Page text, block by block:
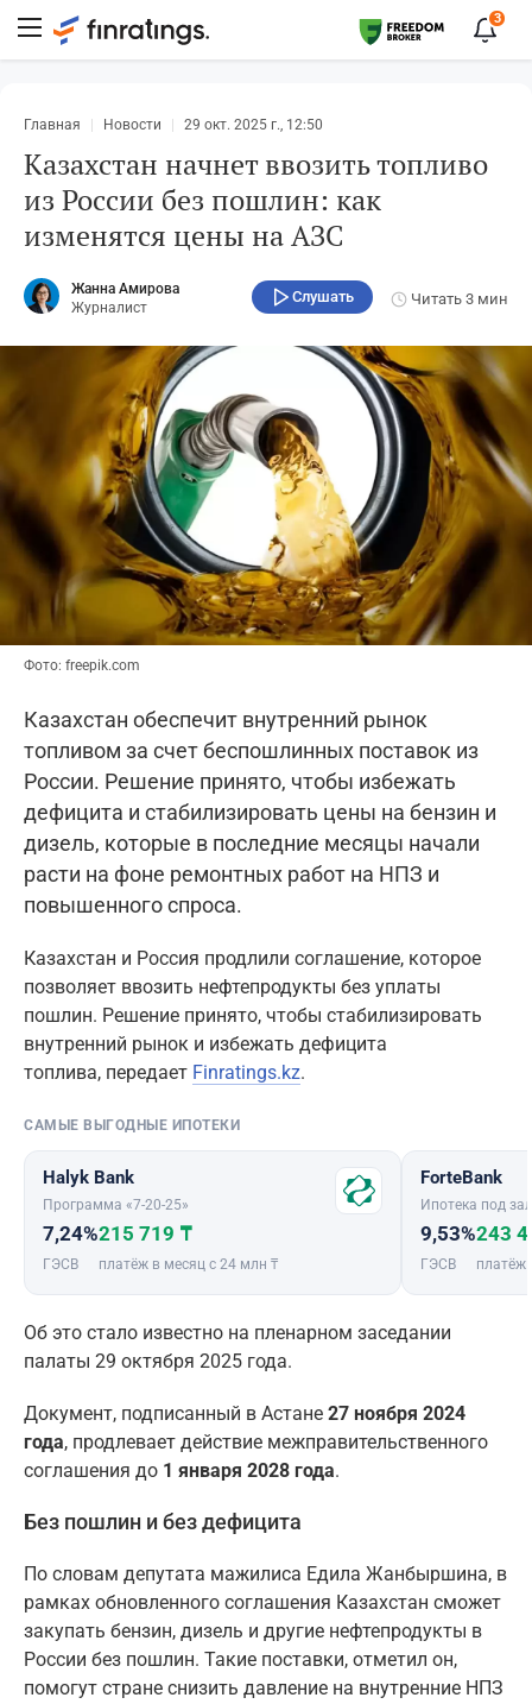
3
Главная Новости 29 окт. 2025 г., 12:50
Казахстан начнет ввозить топливо
из России без пошлин: как
изменятся цены на АЗС
Жанна Амирова
Журналист
Слушать Читать 3 мин
Фото: freepik.com
Казахстан обеспечит внутренний рынок
топливом за счет беспошлинных поставок из
России. Решение принято, чтобы избежать
дефицита и стабилизировать цены на бензин и
дизель, которые в последние месяцы начали
расти на фоне ремонтных работ на НПЗ и
повышенного спроса.
Казахстан и Россия продлили соглашение, которое
позволяет ввозить нефтепродукты без уплаты
пошлин. Решение принято, чтобы стабилизировать
внутренний рынок и избежать дефицита
топлива, передает Finratings.kz.
САМЫЕ ВЫГОДНЫЕ ИПОТЕКИ
Halyk Bank
Программа «7-20-25»
7,24%
ГЭСВ
215 719 ₸
платёж в месяц с 24 млн ₸
ForteBank
Ипотека под
9,53%
ГЭСВ
243
платёж
Об это стало известно на пленарном заседании
палаты 29 октября 2025 года.
Документ, подписанный в Астане 27 ноября 2024
года, продлевает действие межправительственного
соглашения до 1 января 2028 года.
Без пошлин и без дефицита
По словам депутата мажилиса Едила Жанбыршина, в
рамках обновленного соглашения Казахстан сможет
закупать бензин, дизель и другие нефтепродукты в
России без пошлин. Такие поставки, отметил он,
помогут стране снизить давление на внутренние НПЗ